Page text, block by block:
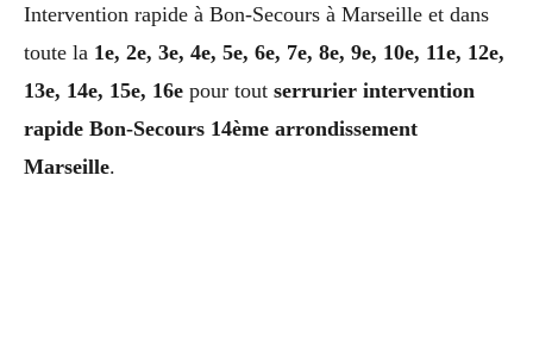
Intervention rapide à Bon-Secours à Marseille et dans
toute la 1e, 2e, 3e, 4e, 5e, 6e, 7e, 8e, 9e, 10e, 11e, 12e,
13e, 14e, 15e, 16e pour tout serrurier intervention
rapide Bon-Secours 14ème arrondissement
Marseille.